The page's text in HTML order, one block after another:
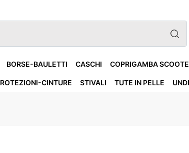
BORSE-BAULETTI CASCHI COPRIGAMBA
CINTURE STIVALI TUTE IN PELLE